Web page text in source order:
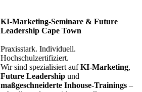
KI-Marketing-Seminare & Future
Leadership Cape Town
Praxisstark. Individuell.
Hochschulzertifiziert.
Wir sind spezialisiert aufKI-Marketing,
Future Leadership und
maßgeschneiderte Inhouse-Trainings –